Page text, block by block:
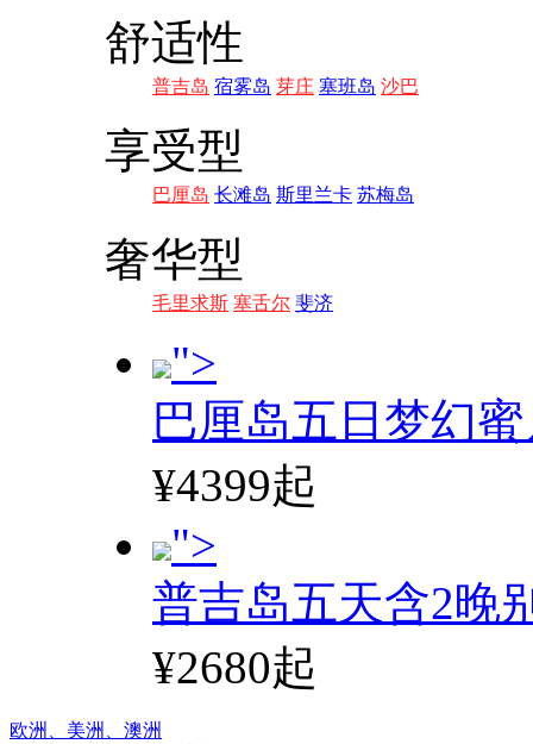
舒适性
普吉岛 宿雾岛 芽庄 塞班岛 沙巴
享受型
巴厘岛 长滩岛 斯里兰卡 苏梅岛
奢华型
毛里求斯 塞舌尔 斐济
">
巴厘岛五日梦幻
¥4399起
">
普吉岛五天含2晚
¥2680起
欧洲、 美洲、 澳洲